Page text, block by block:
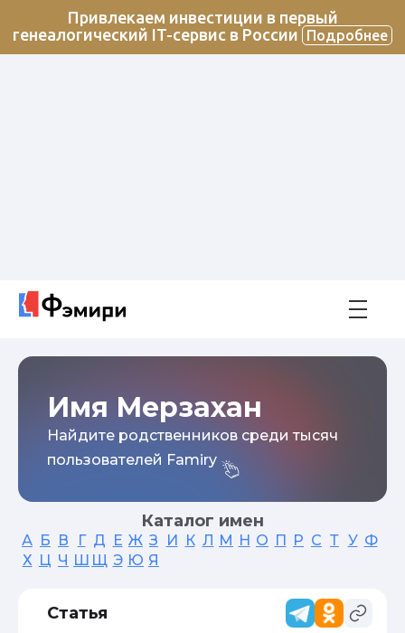
Привлекаем инвестиции в первый
генеалогический IT-сервис в России
Подробнее
Имя Мерзахан
Найдите родственников среди тысяч
пользователей Famiry
Каталог имен
А Б В Г Д Е Ж З И К Л М Н О П Р С Т У Ф
Х Ц Ч Ш Щ Э Ю Я
Статья